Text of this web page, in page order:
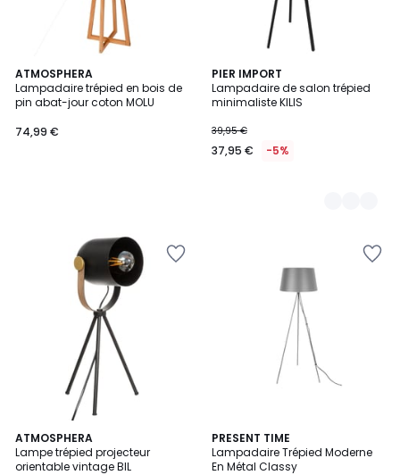
ATMOSPHERA
Lampadaire trépied en bois de
pin abat-jour coton MOLU
74,99 €
PIER IMPORT
Lampadaire de salon trépied
minimaliste KILIS
39,95 €
37,95 € -5%
4
Couleurs
ATMOSPHERA
Lampe trépied projecteur
orientable vintage BIL
PRESENT TIME
Lampadaire Trépied Moderne
En Métal Classy
2
Couleurs